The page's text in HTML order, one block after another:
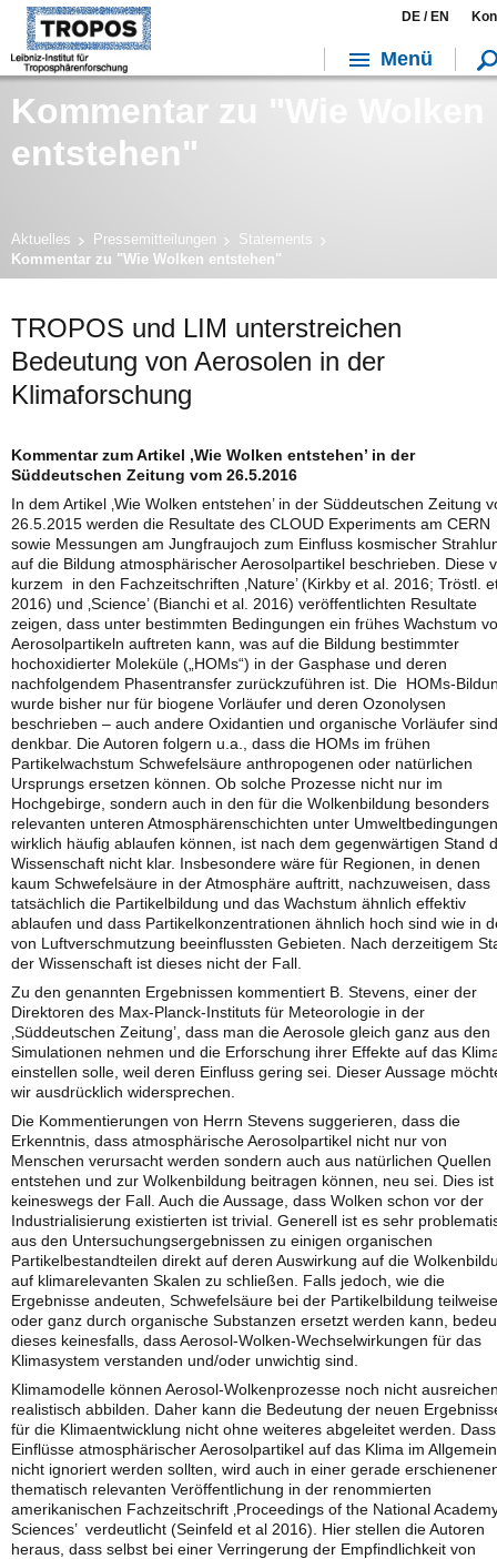
Kommentar zu "Wie Wolken
entstehen"
Aktuelles Pressemitteilungen
Statements
Kommentar zu "Wie Wolken entstehen"
TROPOS und LIM unterstreichen
Bedeutung von Aerosolen in der
Klimaforschung
Kommentar zum Artikel ‚Wie Wolken entstehen’ in der
Süddeutschen Zeitung vom 26.5.2016
In dem Artikel ‚Wie Wolken entstehen’ in der Süddeutschen Zeitung
26.5.2015 werden die Resultate des CLOUD Experiments am CERN
sowie Messungen am Jungfraujoch zum Einfluss kosmischer
auf die Bildung atmosphärischer Aerosolpartikel beschrieben. Diese
kurzem in den Fachzeitschriften ‚Nature’ (Kirkby et al. 2016; Tröstl.
2016) und ‚Science’ (Bianchi et al. 2016) veröffentlichten Resultate
zeigen, dass unter bestimmten Bedingungen ein frühes Wachstum
Aerosolpartikeln auftreten kann, was auf die Bildung bestimmter
hochoxidierter Moleküle („HOMs“) in der Gasphase und deren
nachfolgendem Phasentransfer zurückzuführen ist. Die HOMs-
wurde bisher nur für biogene Vorläufer und deren Ozonolysen
beschrieben – auch andere Oxidantien und organische Vorläufer sind
denkbar. Die Autoren folgern u.a., dass die HOMs im frühen
Partikelwachstum Schwefelsäure anthropogenen oder natürlichen
Ursprungs ersetzen können. Ob solche Prozesse nicht nur im
Hochgebirge, sondern auch in den für die Wolkenbildung besonders
relevanten unteren Atmosphärenschichten unter Umweltbedingungen
wirklich häufig ablaufen können, ist nach dem gegenwärtigen Stand
Wissenschaft nicht klar. Insbesondere wäre für Regionen, in denen
kaum Schwefelsäure in der Atmosphäre auftritt, nachzuweisen, dass
tatsächlich die Partikelbildung und das Wachstum ähnlich effektiv
ablaufen und dass Partikelkonzentrationen ähnlich hoch sind wie in
von Luftverschmutzung beeinflussten Gebieten. Nach derzeitigem
der Wissenschaft ist dieses nicht der Fall.
Zu den genannten Ergebnissen kommentiert B. Stevens, einer der
Direktoren des Max-Planck-Instituts für Meteorologie in der
‚Süddeutschen Zeitung’, dass man die Aerosole gleich ganz aus den
Simulationen nehmen und die Erforschung ihrer Effekte auf das
einstellen solle, weil deren Einfluss gering sei. Dieser Aussage
wir ausdrücklich widersprechen.
Die Kommentierungen von Herrn Stevens suggerieren, dass die
Erkenntnis, dass atmosphärische Aerosolpartikel nicht nur von
Menschen verursacht werden sondern auch aus natürlichen Quellen
entstehen und zur Wolkenbildung beitragen können, neu sei. Dies ist
keineswegs der Fall. Auch die Aussage, dass Wolken schon vor der
Industrialisierung existierten ist trivial. Generell ist es sehr
aus den Untersuchungsergebnissen zu einigen organischen
Partikelbestandteilen direkt auf deren Auswirkung auf die
auf klimarelevanten Skalen zu schließen. Falls jedoch, wie die
Ergebnisse andeuten, Schwefelsäure bei der Partikelbildung teilweise
oder ganz durch organische Substanzen ersetzt werden kann,
dieses keinesfalls, dass Aerosol-Wolken-Wechselwirkungen für das
Klimasystem verstanden und/oder unwichtig sind.
Klimamodelle können Aerosol-Wolkenprozesse noch nicht
realistisch abbilden. Daher kann die Bedeutung der neuen
für die Klimaentwicklung nicht ohne weiteres abgeleitet werden.
Einflüsse atmosphärischer Aerosolpartikel auf das Klima im
nicht ignoriert werden sollten, wird auch in einer gerade
thematisch relevanten Veröffentlichung in der renommierten
amerikanischen Fachzeitschrift ‚Proceedings of the National
Sciences’ verdeutlicht (Seinfeld et al 2016). Hier stellen die Autoren
heraus, dass selbst bei einer Verringerung der Empfindlichkeit von
DE /EN
Menü